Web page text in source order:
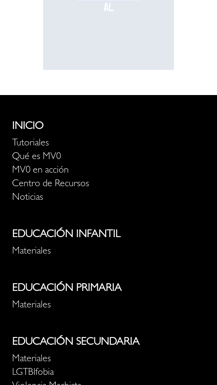
al
INICIO
Tutoriales
Qué es MV0
MV0 en acción
Centro de Recursos
Noticias
EDUCACIÓN INFANTIL
Materiales
EDUCACIÓN PRIMARIA
Materiales
EDUCACIÓN SECUNDARIA
Materiales
LGTBIfobia